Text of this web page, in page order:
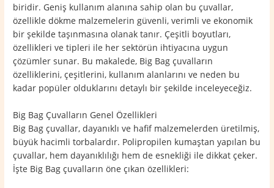
biridir. Geniş kullanım alanına sahip olan bu çuvallar,
özellikle dökme malzemelerin güvenli, verimli ve ekonomik
bir şekilde taşınmasına olanak tanır. Çeşitli boyutları,
özellikleri ve tipleri ile her sektörün ihtiyacına uygun
çözümler sunar. Bu makalede, Big Bag çuvalların
özelliklerini, çeşitlerini, kullanım alanlarını ve neden bu
kadar popüler olduklarını detaylı bir şekilde inceleyeceğiz.
Big Bag Çuvalların Genel Özellikleri
Big Bag çuvallar, dayanıklı ve hafif malzemelerden üretilmiş,
büyük hacimli torbalardır. Polipropilen kumaştan yapılan bu
çuvallar, hem dayanıklılığı hem de esnekliği ile dikkat çeker.
İşte Big Bag çuvalların öne çıkan özellikleri: